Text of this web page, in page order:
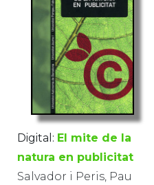
Digital: El mite de la
natura en publicitat
Salvador i Peris, Pau